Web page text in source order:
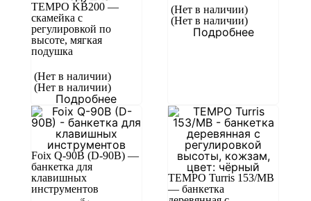
TEMPO KB200 —
скамейка с
регулировкой по
высоте, мягкая
подушка
(Нет в наличии)
(Нет в наличии)
Подробнее
(Нет в наличии)
(Нет в наличии)
Подробнее
Foix Q-90B (D-90B) —
банкетка для
клавишных
инструментов
TEMPO Turris 153/MB
— банкетка